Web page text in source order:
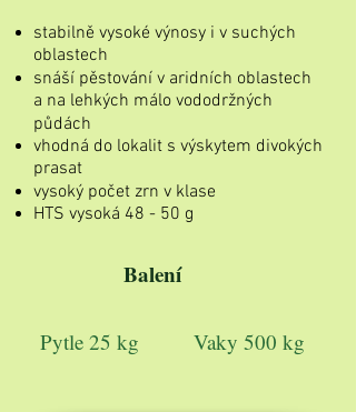
stabilně vysoké výnosy i v suchých
oblastech
snáší pěstování v aridních oblastech
a na lehkých málo vododržných
půdách
vhodná do lokalit s výskytem divokých
prasat
vysoký počet zrn v klase
HTS vysoká 48 - 50 g
Balení
Pytle 25 kg Vaky 500 kg